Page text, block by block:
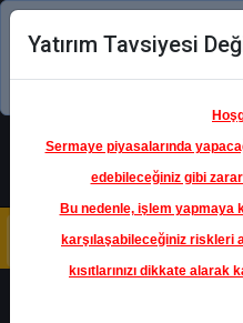
Şimdi
Yatırım Tavsiyesi
Sermaye piyasalarında
edebileceğiniz gibi
Bu nedenle, işlem yapmaya
karşılaşabileceğiniz riskleri
kısıtlarınızı dikkate